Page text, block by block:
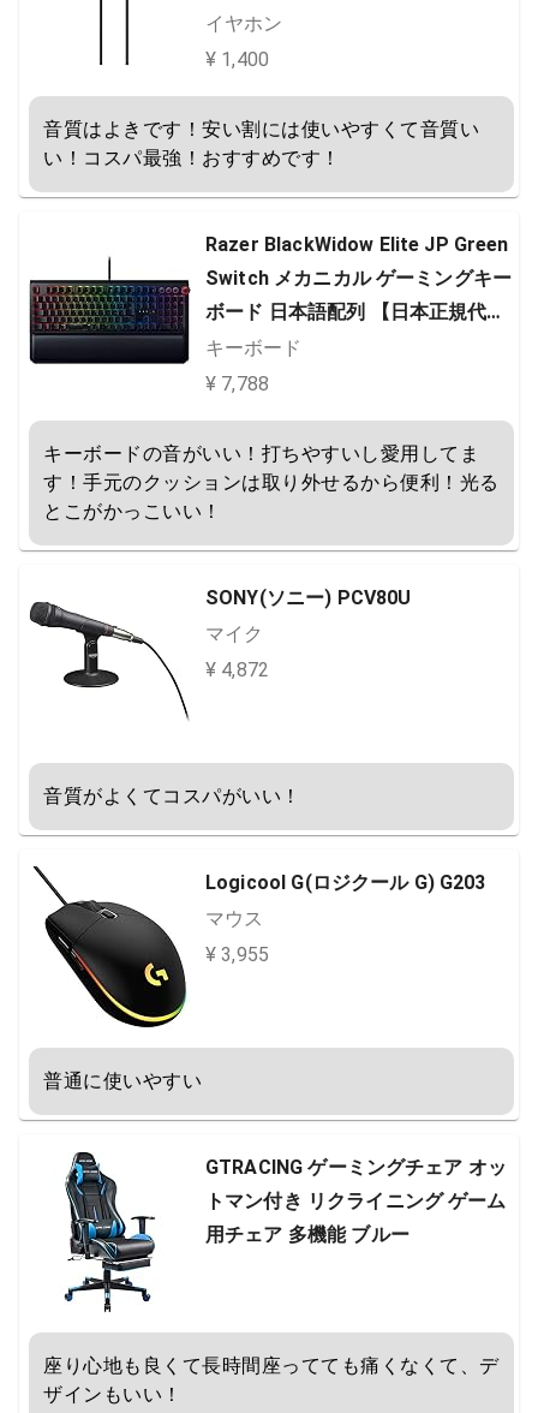
イヤホン
¥ 1,400
音質はよきです！安い割には使いやすくて音質い
い！コスパ最強！おすすめです！
Razer BlackWidow Elite JP Green
Switch メカニカル ゲーミングキー
ボード 日本語配列 【日本正規代理
店保証品】 RZ03-02620800-R3J1
ブラック
キーボード
¥ 7,788
キーボードの音がいい！打ちやすいし愛用してま
す！手元のクッションは取り外せるから便利！光る
とこがかっこいい！
SONY(ソニー) PCV80U
マイク
¥ 4,872
音質がよくてコスパがいい！
Logicool G(ロジクール G) G203
マウス
¥ 3,955
普通に使いやすい
GTRACING ゲーミングチェア オッ
トマン付き リクライニング ゲーム
用チェア 多機能 ブルー
座り心地も良くて長時間座ってても痛くなくて、デ
ザインもいい！